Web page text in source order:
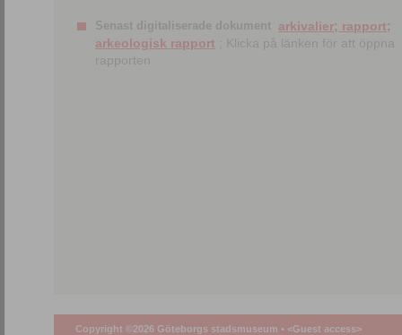
Senast digitaliserade dokument arkivalier; rapport;
arkeologisk rapport ; Klicka på länken för att öppna
rapporten
Copyright ©2026 Göteborgs stadsmuseum • <Guest access>